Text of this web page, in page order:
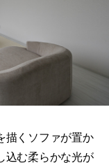
描くソファが置か
込む柔らかな光が